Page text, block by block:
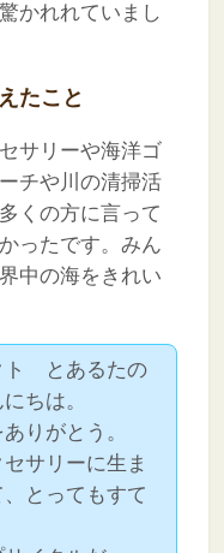
かれれていまし
たこと
サリーや海洋ゴ
チや川の清掃活
くの方に言って
ったです。みん
中の海をきれい
ト とあるたの
ちは。
りがとう。
サリーに生ま
とってもすて